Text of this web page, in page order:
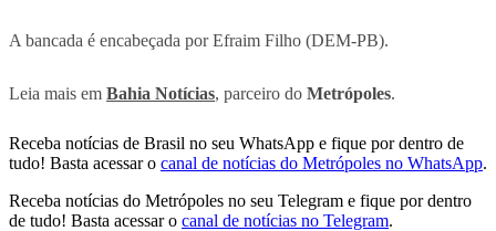
A bancada é encabeçada por Efraim Filho (DEM-PB).
Leia mais em Bahia Notícias, parceiro do Metrópoles.
Receba notícias de Brasil no seu WhatsApp e fique por dentro de
tudo! Basta acessar o canal de notícias do Metrópoles no WhatsApp.
Receba notícias do Metrópoles no seu Telegram e fique por dentro
de tudo! Basta acessar o canal de notícias no Telegram.